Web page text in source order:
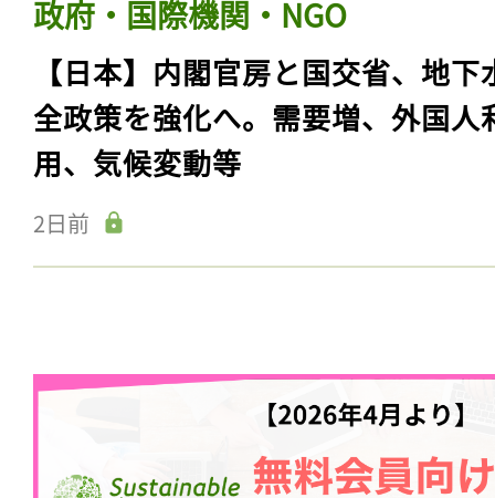
政府・国際機関・NGO
【日本】内閣官房と国交省、地下
全政策を強化へ。需要増、外国人
用、気候変動等
2日前